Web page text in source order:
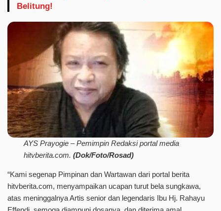
Belitung!
AYS Prayogie – Pemimpin Redaksi portal media
hitvberita.com.(Dok/Foto/Rosad)
“Kami segenap Pimpinan dan Wartawan dari portal berita
hitvberita.com, menyampaikan ucapan turut bela sungkawa,
atas meninggalnya Artis senior dan legendaris Ibu Hj. Rahayu